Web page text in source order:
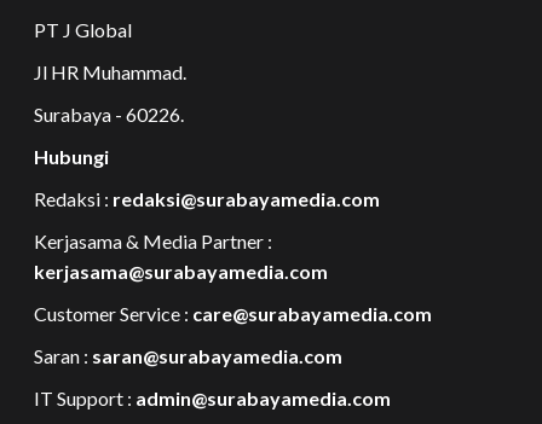
PT J Global
Jl HR Muhammad.
Surabaya - 60226.
Hubungi
Redaksi : redaksi@surabayamedia.com
Kerjasama & Media Partner :
kerjasama@surabayamedia.com
Customer Service : care@surabayamedia.com
Saran : saran@surabayamedia.com
IT Support : admin@surabayamedia.com